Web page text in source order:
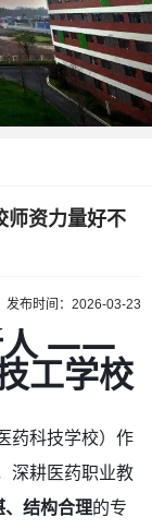
师资力量好不
发布时间：2026-03-23
人 ——
工学校
药科技学校）作
深耕医药职业教
结构合理的专